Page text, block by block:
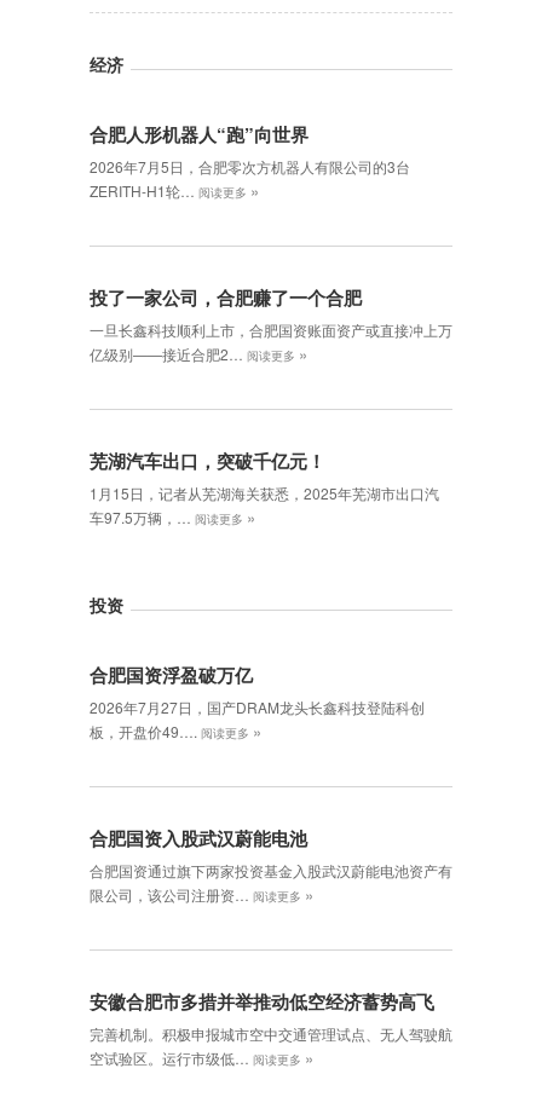
经济
合肥人形机器人“跑”向世界
2026年7月5日，合肥零次方机器人有限公司的3台
ZERITH-H1轮…
阅读更多 »
投了一家公司，合肥赚了一个合肥
一旦长鑫科技顺利上市，合肥国资账面资产或直接冲上万
亿级别——接近合肥2…
阅读更多 »
芜湖汽车出口，突破千亿元！
1月15日，记者从芜湖海关获悉，2025年芜湖市出口汽
车97.5万辆，…
阅读更多 »
投资
合肥国资浮盈破万亿
2026年7月27日，国产DRAM龙头长鑫科技登陆科创
板，开盘价49…. 阅读更多 »
合肥国资入股武汉蔚能电池
合肥国资通过旗下两家投资基金入股武汉蔚能电池资产有
限公司，该公司注册资…
阅读更多 »
安徽合肥市多措并举推动低空经济蓄势高飞
完善机制。积极申报城市空中交通管理试点、无人驾驶航
空试验区。运行市级低…
阅读更多 »